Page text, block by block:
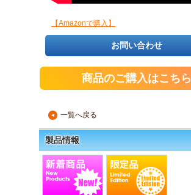
【Amazonで購入】
お問い合わせ
商品のご購入はこちら
▲ 一覧へ戻る
製品情報